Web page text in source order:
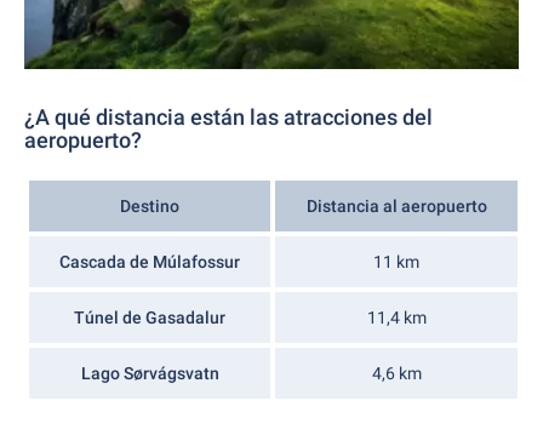
¿A qué distancia están las atracciones del
aeropuerto?
Destino Distancia al aeropuerto
Cascada de Múlafossur 11 km
Túnel de Gasadalur 11,4 km
Lago Sørvágsvatn 4,6 km